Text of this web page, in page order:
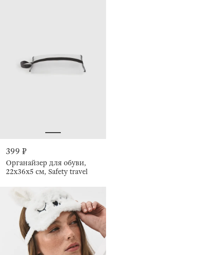
399 ₽
Органайзер для обуви,
22x36x5 см, Safety travel